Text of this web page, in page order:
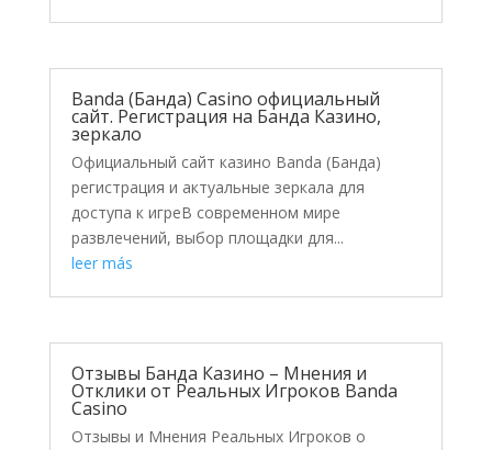
Banda (Банда) Casino официальный
сайт. Регистрация на Банда Казино,
зеркало
Официальный сайт казино Banda (Банда)
регистрация и актуальные зеркала для
доступа к игреВ современном мире
развлечений, выбор площадки для...
leer más
Отзывы Банда Казино – Мнения и
Отклики от Реальных Игроков Banda
Casino
Отзывы и Мнения Реальных Игроков о